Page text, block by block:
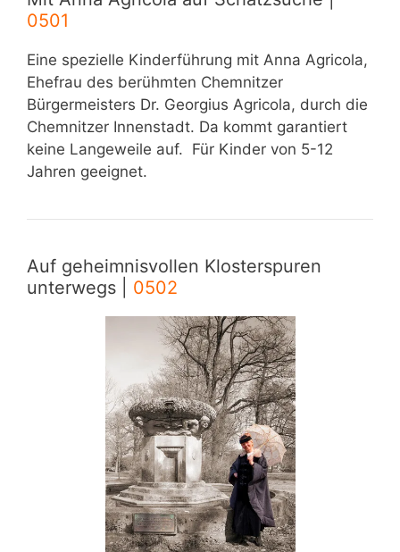
0501
Eine spezielle Kinderführung mit Anna Agricola,
Ehefrau des berühmten Chemnitzer
Bürgermeisters Dr. Georgius Agricola, durch die
Chemnitzer Innenstadt. Da kommt garantiert
keine Langeweile auf. Für Kinder von 5-12
Jahren geeignet.
Auf geheimnisvollen Klosterspuren
unterwegs | 0502